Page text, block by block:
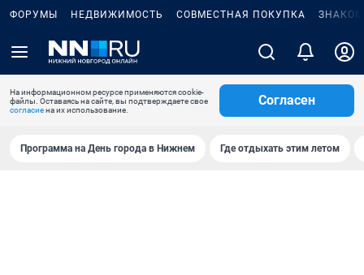
ФОРУМЫ НЕДВИЖИМОСТЬ СОВМЕСТНАЯ ПОКУПКА
На информационном ресурсе применяются cookie-
файлы. Оставаясь на сайте, вы подтверждаете свое
согласиена их использование.
Согласен
Программа на День города в Нижнем Где отдыхать этим летом